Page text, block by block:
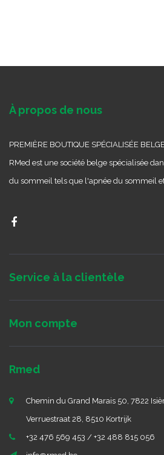
À propos de nous
PREMIÈRE BOUTIQUE SPÉCIALISÉE BELGE
RMed est une société belge spécialisée
du sommeil tels que l'apnée du sommeil
Service à la clientèle
Mon compte
Rmed
Chemin du Grand Marais 50, 7822
Verruestraat 28, 8510 Kortrijk
+32 476 569 453 / +32 488 815 056